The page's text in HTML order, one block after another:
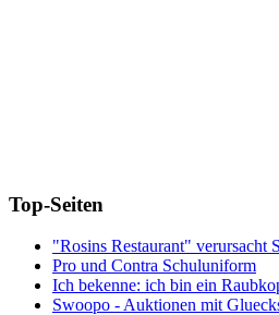
Top-Seiten
"Rosins Restaurant" verursacht
Pro und Contra Schuluniform
Ich bekenne: ich bin ein
Swoopo - Auktionen mit